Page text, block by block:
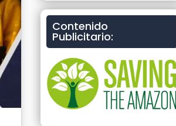
Contenido
Publicitario: